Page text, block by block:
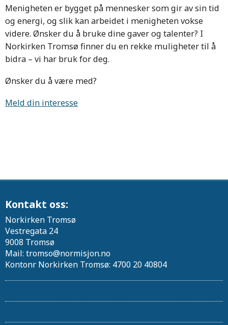
Menigheten er bygget på mennesker som gir av sin tid
og energi, og slik kan arbeidet i menigheten vokse
videre. Ønsker du å bruke dine gaver og talenter? I
Norkirken Tromsø finner du en rekke muligheter til å
bidra – vi har bruk for deg.
Ønsker du å være med?
Meld din interesse
Kontakt oss:
Norkirken Tromsø
Vestregata 24
9008 Tromsø
Mail: tromso@normisjon.no
Kontonr Norkirken Tromsø: 4700 20 40804